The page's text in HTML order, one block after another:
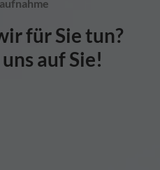
für Sie tun?
uns auf Sie!